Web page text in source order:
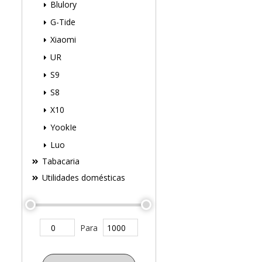
Blulory
G-Tide
Xiaomi
UR
S9
S8
X10
YookIe
Luo
Tabacaria
Utilidades domésticas
Para